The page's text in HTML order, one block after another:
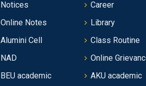
Notices
Career
Online Notes
Library
Alumini Cell
Class Routine
NAD
Online
BEU academic
AKU academic